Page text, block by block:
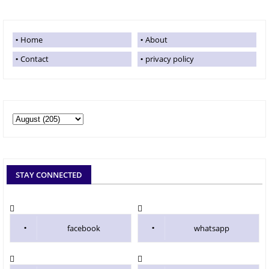
Home
About
Contact
privacy policy
STAY CONNECTED
facebook whatsapp